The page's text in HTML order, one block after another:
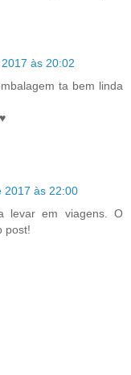
às 20:02
ta bem linda
2017 às 22:00
levar em viagens. O
post!